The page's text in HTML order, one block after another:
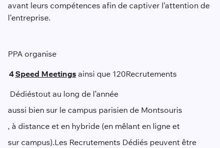
avant leurs compétences afin de captiver l’attention de
l’entreprise.
PPA organise
4Speed Meetings ainsi que 120Recrutements
Dédiéstout au long de l’année
aussi bien sur le campus parisien de Montsouris
, à distance et en hybride (en mêlant en ligne et
sur campus).Les Recrutements Dédiés peuvent être